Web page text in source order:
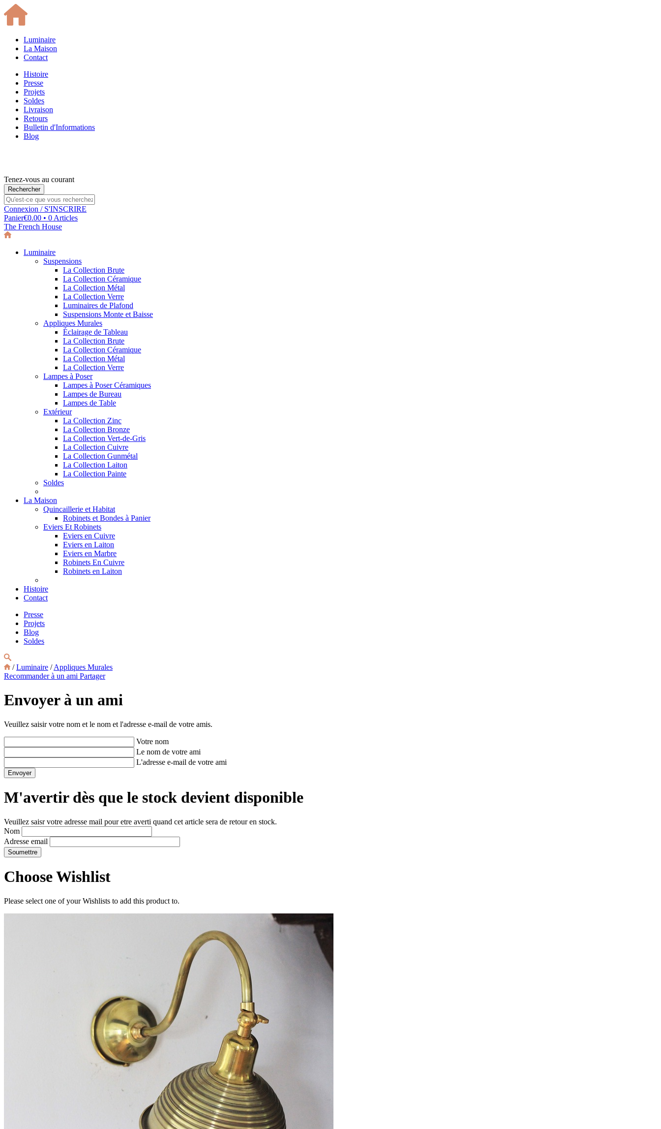
Luminaire
La Maison
Contact
Histoire
Presse
Projets
Soldes
Livraison
Retours
Bulletin d'Informations
Blog
Tenez-vous au courant
Connexion / S'INSCRIRE
Panier€0.00 • 0 Articles
The French House
Luminaire
Suspensions
La Collection Brute
La Collection Céramique
La Collection Métal
La Collection Verre
Luminaires de Plafond
Suspensions Monte et Baisse
Appliques Murales
Éclairage de Tableau
La Collection Brute
La Collection Céramique
La Collection Métal
La Collection Verre
Lampes à Poser
Lampes à Poser Céramiques
Lampes de Bureau
Lampes de Table
Extérieur
La Collection Zinc
La Collection Bronze
La Collection Vert-de-Gris
La Collection Cuivre
La Collection Gunmétal
La Collection Laiton
La Collection Painte
Soldes
La Maison
Quincaillerie et Habitat
Robinets et Bondes à Panier
Eviers Et Robinets
Eviers en Cuivre
Eviers en Laiton
Eviers en Marbre
Robinets En Cuivre
Robinets en Laiton
Histoire
Contact
Presse
Projets
Blog
Soldes
/Luminaire /Appliques Murales
Recommander à un ami Partager
Envoyer à un ami
Veuillez saisir votre nom et le nom et l'adresse e-mail de votre amis.
Votre nom
Le nom de votre ami
L'adresse e-mail de votre ami
M'avertir dès que le stock devient disponible
Veuillez saisr votre adresse mail pour etre averti quand cet article sera de retour en stock.
Nom
Adresse email
Choose Wishlist
Please select one of your Wishlists to add this product to.